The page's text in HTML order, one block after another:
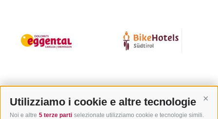
Utilizziamo i cookie e altre tecnologie
Noi e altre 5 terze parti selezionate utilizziamo cookie e tecnologie simili.